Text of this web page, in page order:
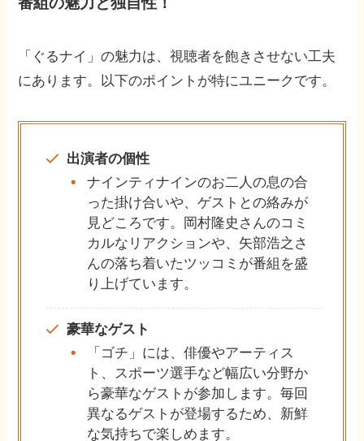
「ぐるナイ」の魅力は、視聴者を飽きさせない工夫
にあります。以下のポイントが特にユニークです。
出演者の個性
ナインティナインのお二人の息の合
った掛け合いや、ゲストとの絡みが
見どころです。岡村隆史さんのコミ
カルなリアクションや、矢部浩之さ
んの落ち着いたツッコミが番組を盛
り上げています。
豪華なゲスト
「ゴチ」には、俳優やアーティス
ト、スポーツ選手など幅広い分野か
ら豪華なゲストが参加します。毎回
異なるゲストが登場するため、新鮮
な気持ちで楽しめます。